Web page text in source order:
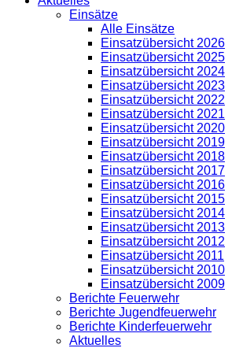
Einsätze
Alle Einsätze
Einsatzübersicht 2026
Einsatzübersicht 2025
Einsatzübersicht 2024
Einsatzübersicht 2023
Einsatzübersicht 2022
Einsatzübersicht 2021
Einsatzübersicht 2020
Einsatzübersicht 2019
Einsatzübersicht 2018
Einsatzübersicht 2017
Einsatzübersicht 2016
Einsatzübersicht 2015
Einsatzübersicht 2014
Einsatzübersicht 2013
Einsatzübersicht 2012
Einsatzübersicht 2011
Einsatzübersicht 2010
Einsatzübersicht 2009
Berichte Feuerwehr
Berichte Jugendfeuerwehr
Berichte Kinderfeuerwehr
Aktuelles